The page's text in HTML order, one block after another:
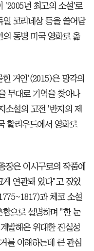
'2005년 최고의 소설'로
코리네상 등을 쓸어담
동명 미국 영화로 옮
거인'(2015)은 망각의
무대로 기억을 찾아나
소설의 고전 '반지의 제
할리우드에서 영화로
장은 이시구로의 작품에
연관돼 있다"고 짚었
과 체코 소설
으로 설명하며 "한 눈
발해온 위대한 진실성
를 이해하는데 큰 관심